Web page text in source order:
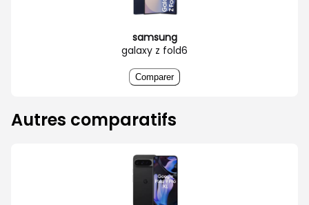
samsung
galaxy z fold6
Comparer
Autres comparatifs